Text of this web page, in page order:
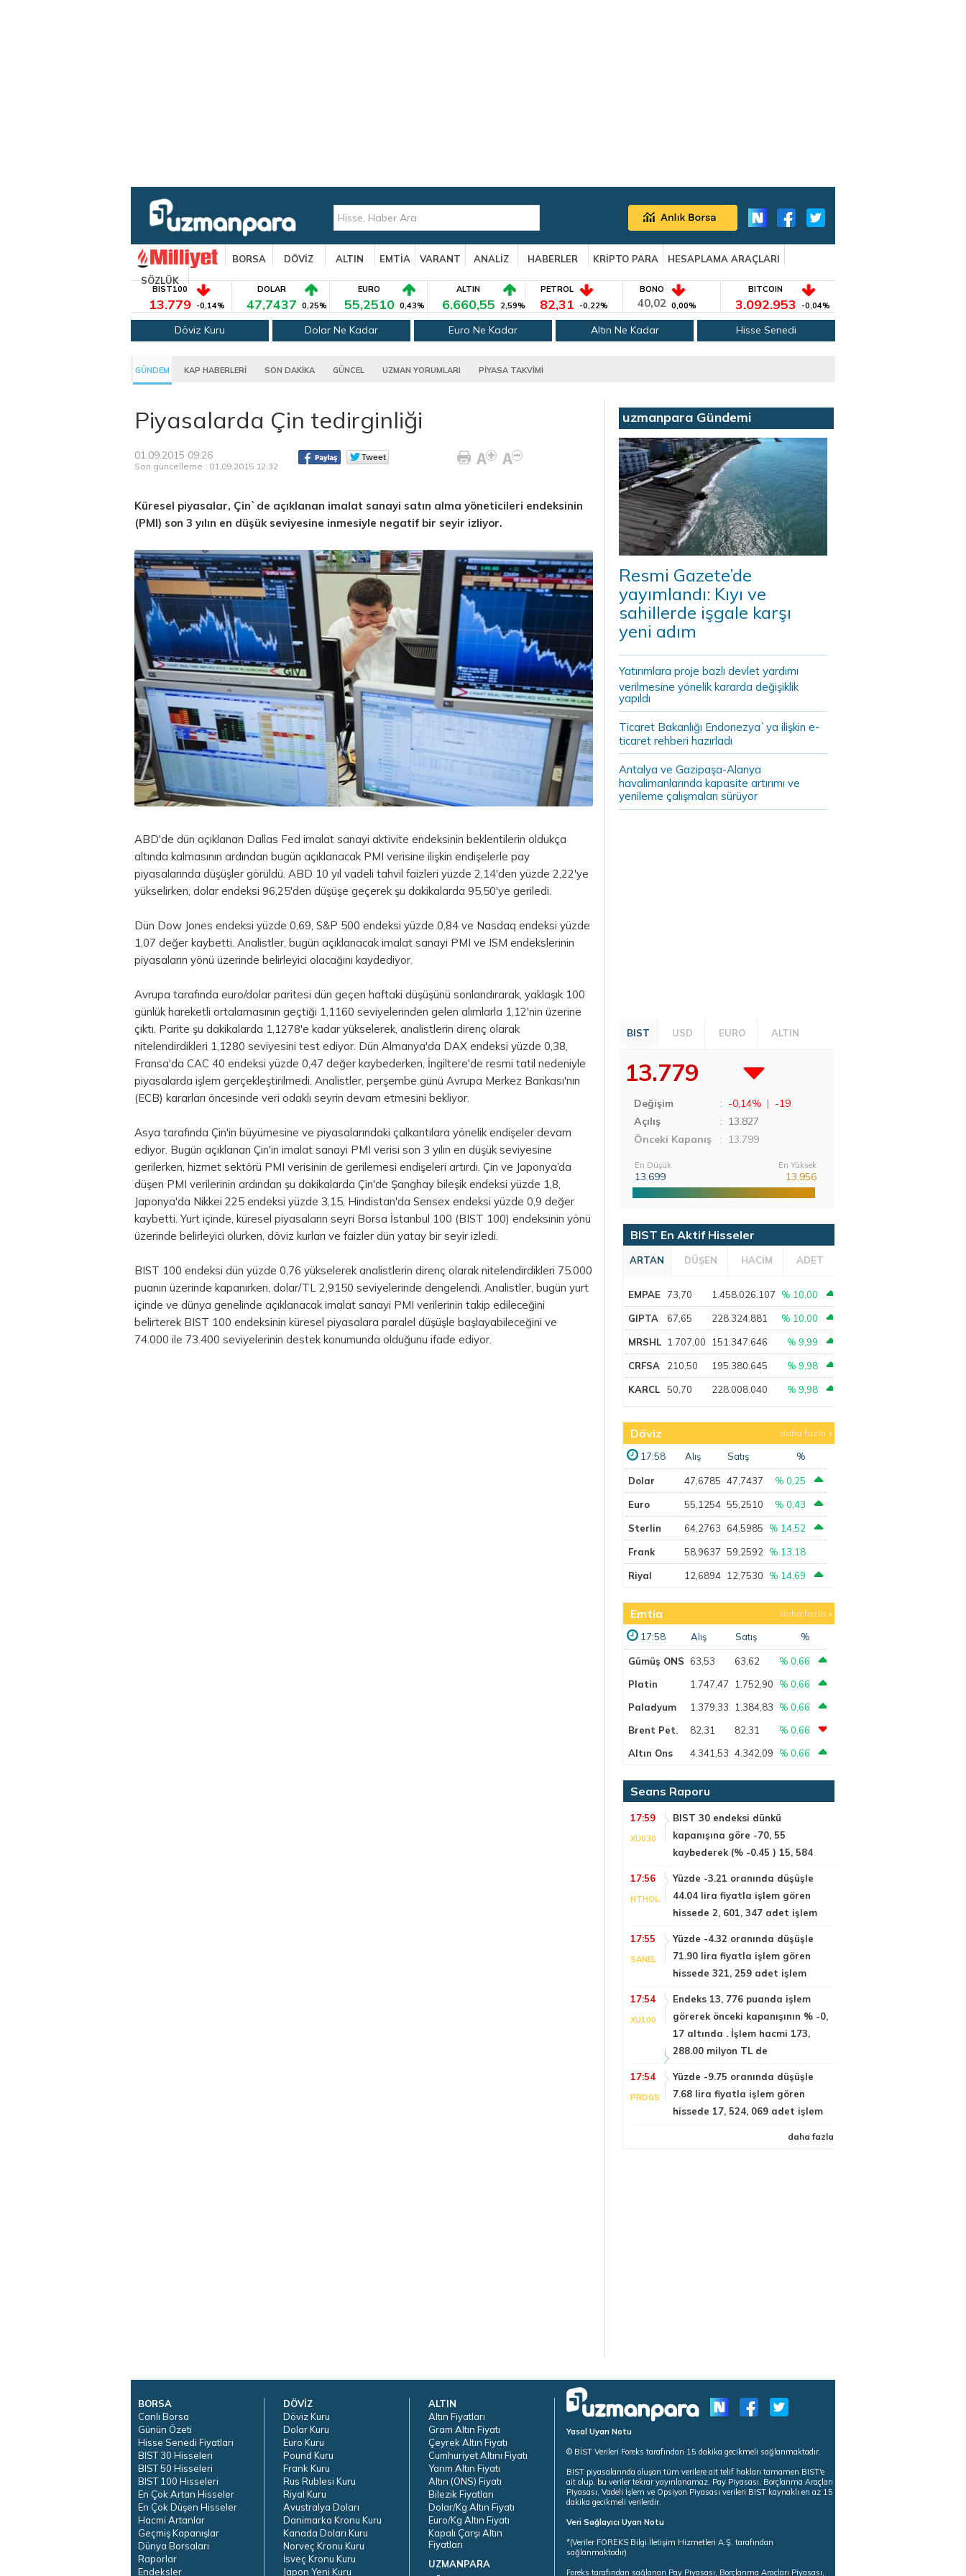
BORSA DÖVİZ ALTIN EMTİA VARANT ANALİZ HABERLER KRİPTO PARA
HESAPLAMA ARAÇLARI
SÖZLÜK
BIST100
13.779 -0,14%
DOLAR
47,7437 0,25%
EURO
55,2510 0,43%
ALTIN
6.660,55 2,59%
PETROL
82,31 -0,22%
BONO
40,02 0,00%
BITCOIN
3.092.953 -0,04%
Döviz Kuru Dolar Ne Kadar Euro Ne Kadar Altın Ne Kadar Hisse Senedi
GÜNDEM KAP HABERLERİ SON DAKİKA GÜNCEL UZMAN YORUMLARI PİYASA TAKVİMİ
Piyasalarda Çin tedirginliği
01.09.2015 09:26
Son güncelleme : 01.09.2015 12:32
Küresel piyasalar, Çin`de açıklanan imalat sanayi satın alma yöneticileri endeksinin
(PMI) son 3 yılın en düşük seviyesine inmesiyle negatif bir seyir izliyor.
ABD'de dün açıklanan Dallas Fed imalat sanayi aktivite endeksinin beklentilerin oldukça
altında kalmasının ardından bugün açıklanacak PMI verisine ilişkin endişelerle pay
piyasalarında düşüşler görüldü. ABD 10 yıl vadeli tahvil faizleri yüzde 2,14'den yüzde 2,22'ye
yükselirken, dolar endeksi 96,25'den düşüşe geçerek şu dakikalarda 95,50'ye geriledi.
Dün Dow Jones endeksi yüzde 0,69, S&P 500 endeksi yüzde 0,84 ve Nasdaq endeksi yüzde
1,07 değer kaybetti. Analistler, bugün açıklanacak imalat sanayi PMI ve ISM endekslerinin
piyasaların yönü üzerinde belirleyici olacağını kaydediyor.
Avrupa tarafında euro/dolar paritesi dün geçen haftaki düşüşünü sonlandırarak, yaklaşık 100
günlük hareketli ortalamasının geçtiği 1,1160 seviyelerinden gelen alımlarla 1,12'nin üzerine
çıktı. Parite şu dakikalarda 1,1278'e kadar yükselerek, analistlerin direnç olarak
nitelendirdikleri 1,1280 seviyesini test ediyor. Dün Almanya'da DAX endeksi yüzde 0,38,
Fransa'da CAC 40 endeksi yüzde 0,47 değer kaybederken, İngiltere'de resmi tatil nedeniyle
piyasalarda işlem gerçekleştirilmedi. Analistler, perşembe günü Avrupa Merkez Bankası'nın
(ECB) kararları öncesinde veri odaklı seyrin devam etmesini bekliyor.
Asya tarafında Çin'in büyümesine ve piyasalarındaki çalkantılara yönelik endişeler devam
ediyor. Bugün açıklanan Çin'in imalat sanayi PMI verisi son 3 yılın en düşük seviyesine
gerilerken, hizmet sektörü PMI verisinin de gerilemesi endişeleri artırdı. Çin ve Japonya’da
düşen PMI verilerinin ardından şu dakikalarda Çin'de Şanghay bileşik endeksi yüzde 1,8,
Japonya'da Nikkei 225 endeksi yüzde 3,15, Hindistan'da Sensex endeksi yüzde 0,9 değer
kaybetti. Yurt içinde, küresel piyasaların seyri Borsa İstanbul 100 (BIST 100) endeksinin yönü
üzerinde belirleyici olurken, döviz kurları ve faizler dün yatay bir seyir izledi.
BIST 100 endeksi dün yüzde 0,76 yükselerek analistlerin direnç olarak nitelendirdikleri 75.000
puanın üzerinde kapanırken, dolar/TL 2,9150 seviyelerinde dengelendi. Analistler, bugün yurt
içinde ve dünya genelinde açıklanacak imalat sanayi PMI verilerinin takip edileceğini
belirterek BIST 100 endeksinin küresel piyasalara paralel düşüşle başlayabileceğini ve
74.000 ile 73.400 seviyelerinin destek konumunda olduğunu ifade ediyor.
uzmanpara Gündemi
Resmi Gazete’de
yayımlandı: Kıyı ve
sahillerde işgale karşı
yeni adım
Yatırımlara proje bazlı devlet yardımı
verilmesine yönelik kararda değişiklik
yapıldı
Ticaret Bakanlığı Endonezya`ya ilişkin e-
ticaret rehberi hazırladı
Antalya ve Gazipaşa-Alanya
havalimanlarında kapasite artırımı ve
yenileme çalışmaları sürüyor
BIST USD EURO ALTIN
13.779
Değişim : -0,14% | -19
Açılış
: 13.827
Önceki Kapanış
: 13.799
En Düşük
13.699
En Yüksek
13.956
BIST En Aktif Hisseler
ARTAN DÜŞEN HACİM ADET
EMPAE 73,70 1.458.026.107 % 10,00
GIPTA 67,65 228.324.881 % 10,00
MRSHL 1.707,00 151.347.646 % 9,99
CRFSA 210,50 195.380.645 % 9,98
KARCL 50,70 228.008.040 % 9,98
Döviz daha fazla
17:58 Alış Satış %
Dolar 47,6785 47,7437 % 0,25
Euro 55,1254 55,2510 % 0,43
Sterlin 64,2763 64,5985 % 14,52
Frank 58,9637 59,2592 % 13,18
Riyal 12,6894 12,7530 % 14,69
Emtia daha fazla
17:58 Alış Satış %
Gümüş ONS 63,53 63,62
% 0,66
Platin
1.747,47 1.752,90
% 0,66
Paladyum
1.379,33 1.384,83
% 0,66
Brent Pet.
82,31 82,31
% 0,66
Altın Ons
4.341,53 4.342,09 % 0,66
Seans Raporu
17:59
XU030
BIST 30 endeksi dünkü
kapanışına göre -70, 55
kaybederek (% -0.45 ) 15, 584
17:56
NTHOL
Yüzde -3.21 oranında düşüşle
44.04 lira fiyatla işlem gören
hissede 2, 601, 347 adet işlem
17:55
SANEL
Yüzde -4.32 oranında düşüşle
71.90 lira fiyatla işlem gören
hissede 321, 259 adet işlem
17:54
XU100
Endeks 13, 776 puanda işlem
görerek önceki kapanışının % -0,
17 altında . İşlem hacmi 173,
288.00 milyon TL de
17:54
PRDGS
Yüzde -9.75 oranında düşüşle
7.68 lira fiyatla işlem gören
hissede 17, 524, 069 adet işlem
daha fazla
BORSA
Canlı Borsa
Günün Özeti
Hisse Senedi Fiyatları
BIST 30 Hisseleri
BIST 50 Hisseleri
BIST 100 Hisseleri
En Çok Artan Hisseler
En Çok Düşen Hisseler
Hacmi Artanlar
Geçmiş Kapanışlar
Dünya Borsaları
Raporlar
Endeksler
DÖVİZ
Döviz Kuru
Dolar Kuru
Euro Kuru
Pound Kuru
Frank Kuru
Rus Rublesi Kuru
Riyal Kuru
Avustralya Doları
Danimarka Kronu Kuru
Kanada Doları Kuru
Norveç Kronu Kuru
İsveç Kronu Kuru
Japon Yeni Kuru
ALTIN
Altın Fiyatları
Gram Altın Fiyatı
Çeyrek Altın Fiyatı
Cumhuriyet Altını Fiyatı
Yarım Altın Fiyatı
Altın (ONS) Fiyatı
Bilezik Fiyatları
Dolar/Kg Altın Fiyatı
Euro/Kg Altın Fiyatı
Kapalı Çarşı Altın
Fiyatları
UZMANPARA
Yasal Uyarı Notu
© BİST Verileri Foreks tarafından 15 dakika gecikmeli sağlanmaktadır.
BIST piyasalarında oluşan tüm verilere ait telif hakları tamamen BIST'e
ait olup, bu veriler tekrar yayınlanamaz. Pay Piyasası, Borçlanma Araçları
Piyasası, Vadeli İşlem ve Opsiyon Piyasası verileri BIST kaynaklı en az 15
dakika gecikmeli verilerdir.
Veri Sağlayıcı Uyarı Notu
*(Veriler FOREKS Bilgi İletişim Hizmetleri A.Ş. tarafından
sağlanmaktadır)
Foreks tarafından sağlanan Pay Piyasası, Borçlanma Araçları Piyasası,